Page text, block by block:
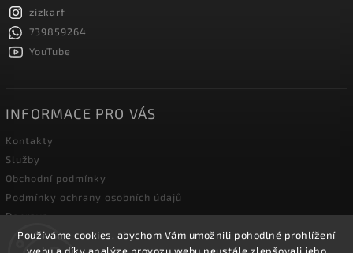
Používáme cookies, abychom Vám umožnili pohodlné prohlížení
zizkarf
739859264
YouTube
INFORMACE PRO VÁS
Kontakty
Služby
Obchodní podmínky
Podmínky ochrany osobních údajů
Doprava
Blog zahradní techniky